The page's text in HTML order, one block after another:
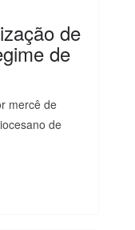
de
de
mercê de
de